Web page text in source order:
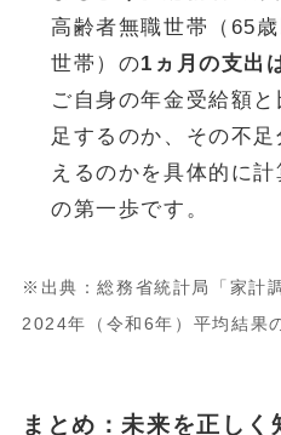
高齢者無職世帯（65
世帯）の1ヵ月の支出
ご自身の年金受給額
足するのか、その不
えるのかを具体的に
の第一歩です。
※出典：総務省統計局「家計
202 4年（令和6年）平均結果
まとめ：未来を正し